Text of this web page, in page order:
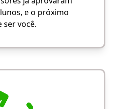
e o próximo
ser você.